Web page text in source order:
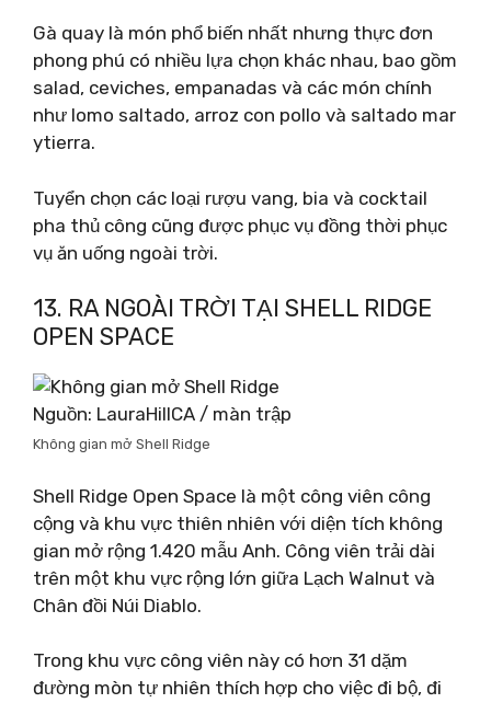
Gà quay là món phổ biến nhất nhưng thực đơn
phong phú có nhiều lựa chọn khác nhau, bao gồm
salad, ceviches, empanadas và các món chính
như lomo saltado, arroz con pollo và saltado mar
ytierra.
Tuyển chọn các loại rượu vang, bia và cocktail
pha thủ công cũng được phục vụ đồng thời phục
vụ ăn uống ngoài trời.
13. RA NGOÀI TRỜI TẠI SHELL RIDGE
OPEN SPACE
Nguồn: LauraHillCA / màn trập
Không gian mở Shell Ridge
Shell Ridge Open Space là một công viên công
cộng và khu vực thiên nhiên với diện tích không
gian mở rộng 1.420 mẫu Anh. Công viên trải dài
trên một khu vực rộng lớn giữa Lạch Walnut và
Chân đồi Núi Diablo.
Trong khu vực công viên này có hơn 31 dặm
đường mòn tự nhiên thích hợp cho việc đi bộ, đi